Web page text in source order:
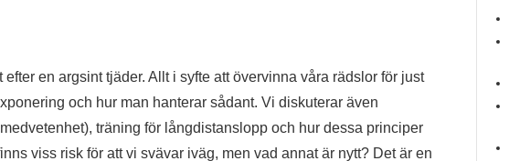
en argsint tjäder. Allt i syfte att övervinna våra rädslor för just
och hur man hanterar sådant. Vi diskuterar även
träning för långdistanslopp och hur dessa principer
viss risk för att vi svävar iväg, men vad annat är nytt? Det är en